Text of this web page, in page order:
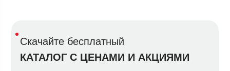
Скачайте бесплатный
КАТАЛОГ С ЦЕНАМИ И АКЦИЯМИ